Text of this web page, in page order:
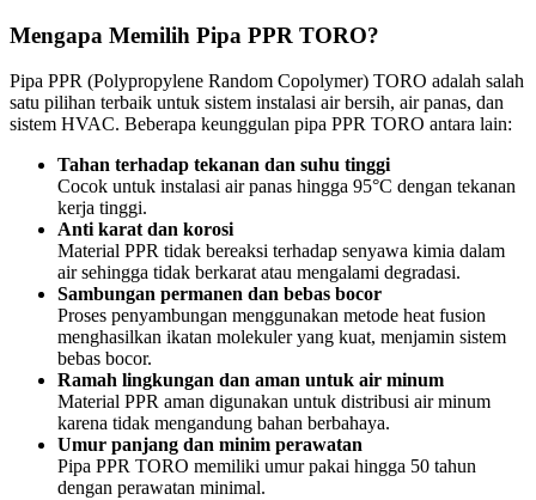
Mengapa Memilih Pipa PPR TORO?
Pipa PPR (Polypropylene Random Copolymer) TORO adalah salah
satu pilihan terbaik untuk sistem instalasi air bersih, air panas, dan
sistem HVAC. Beberapa keunggulan pipa PPR TORO antara lain:
Tahan terhadap tekanan dan suhu tinggi
Cocok untuk instalasi air panas hingga 95°C dengan tekanan
kerja tinggi.
Anti karat dan korosi
Material PPR tidak bereaksi terhadap senyawa kimia dalam
air sehingga tidak berkarat atau mengalami degradasi.
Sambungan permanen dan bebas bocor
Proses penyambungan menggunakan metode heat fusion
menghasilkan ikatan molekuler yang kuat, menjamin sistem
bebas bocor.
Ramah lingkungan dan aman untuk air minum
Material PPR aman digunakan untuk distribusi air minum
karena tidak mengandung bahan berbahaya.
Umur panjang dan minim perawatan
Pipa PPR TORO memiliki umur pakai hingga 50 tahun
dengan perawatan minimal.